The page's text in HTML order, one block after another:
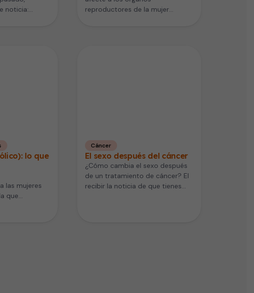
noticia:
reproductores de la mujer
lo que
las mujeres
que
Cáncer
El sexo después del cáncer
¿Cómo cambia el sexo después
de un tratamiento de cáncer? El
recibir la noticia de que tienes